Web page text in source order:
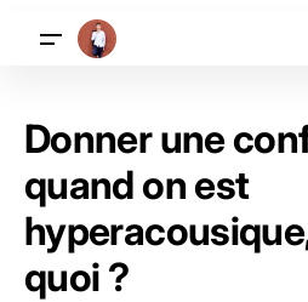
Donner une
quand on est
quoi ?